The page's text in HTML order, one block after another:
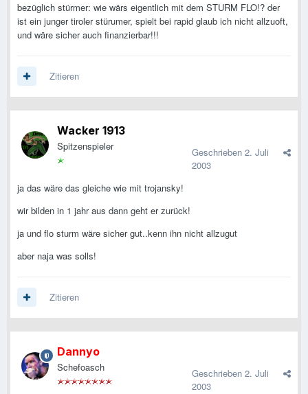
bezüglich stürmer: wie wärs eigentlich mit dem STURM FLO!? der
ist ein junger tiroler stürumer, spielt bei rapid glaub ich nicht allzuoft,
und wäre sicher auch finanzierbar!!!
Zitieren
Wacker 1913
Spitzenspieler Geschrieben 2. Juli
2003
ja das wäre das gleiche wie mit trojansky!
wir bilden in 1 jahr aus dann geht er zurück!
ja und flo sturm wäre sicher gut..kenn ihn nicht allzugut
aber naja was solls!
Zitieren
Dannyo
Schefoasch Geschrieben 2. Juli
2003